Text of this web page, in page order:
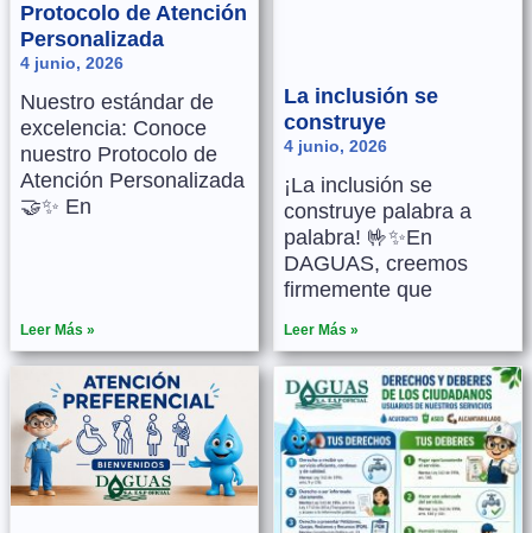
Protocolo de Atención
Personalizada
4 junio, 2026
Nuestro estándar de
excelencia: Conoce
nuestro Protocolo de
Atención Personalizada
🤝✨ En
Leer Más »
La inclusión se
construye
4 junio, 2026
¡La inclusión se
construye palabra a
palabra! 🤟✨En
DAGUAS, creemos
firmemente que
Leer Más »